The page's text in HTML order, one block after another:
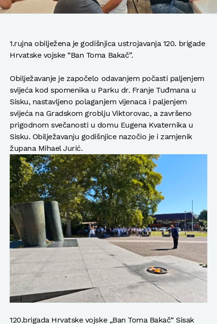
1.rujna obilježena je godišnjica ustrojavanja 120. brigade
Hrvatske vojske “Ban Toma Bakač”.
Obilježavanje je započelo odavanjem počasti paljenjem
svijeća kod spomenika u Parku dr. Franje Tuđmana u
Sisku, nastavljeno polaganjem vijenaca i paljenjem
svijeća na Gradskom groblju Viktorovac, a završeno
prigodnom svečanosti u domu Eugena Kvaternika u
Sisku. Obilježavanju godišnjice nazočio je i zamjenik
župana Mihael Jurić.
120.brigada Hrvatske vojske „Ban Toma Bakač“ Sisak